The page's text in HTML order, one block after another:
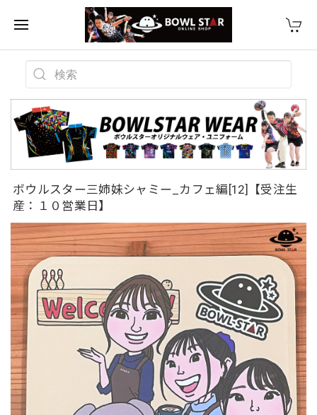
ボウルスター三姉妹シャミー_カフェ編[12]【受注生
産：１０営業日】